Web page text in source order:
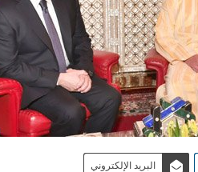
البريد الإلكتروني